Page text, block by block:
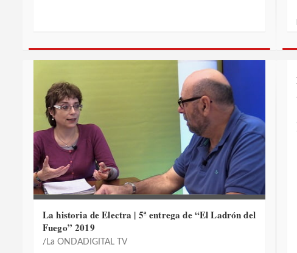
La historia de Electra | 5ª entrega de “El Ladrón del
Fuego” 2019
La ONDADIGITAL TV